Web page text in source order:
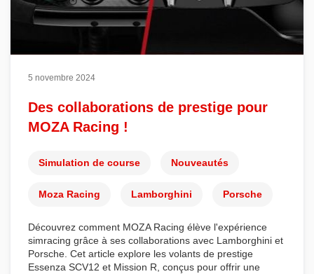
5 novembre 2024
Des collaborations de prestige pour
MOZA Racing !
Simulation de course Nouveautés
Moza Racing Lamborghini Porsche
Découvrez comment MOZA Racing élève l'expérience
simracing grâce à ses collaborations avec Lamborghini et
Porsche . Cet article explore les volants de prestige
Essenza SCV12 et Mission R , conçus pour offrir une